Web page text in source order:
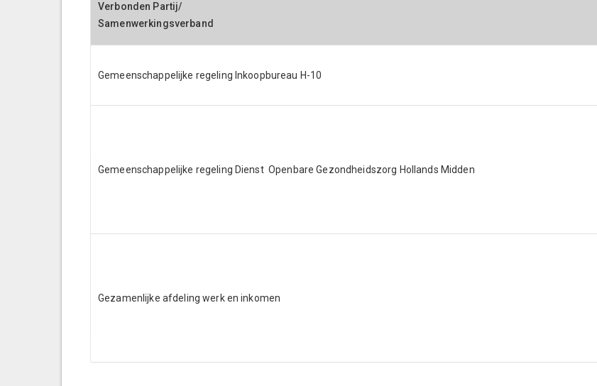
Verbonden Partij/
Samenwerkingsverband
Gemeenschappelijke regeling Inkoopbureau H-10
Gemeenschappelijke regeling Dienst Openbare Gezondheidszorg Hollands Midden
Gezamenlijke afdeling werk en inkomen